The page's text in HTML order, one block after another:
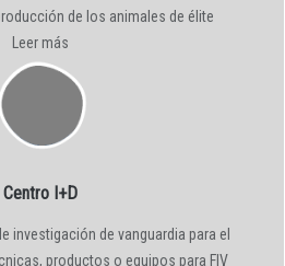
de los animales de élite
Leer más
Centro I+D
investigación de vanguardia para el
productos o equipos para FIV